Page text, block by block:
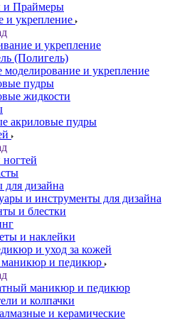
и Праймеры
и укрепление
и укрепление
(Полигель)
моделирование и укрепление
пудры
жидкости
акриловые пудры
дизайна
и инструменты для дизайна
и блестки
и наклейки
и уход за кожей
и педикюр
маникюр и педикюр
и колпачки
и керамические